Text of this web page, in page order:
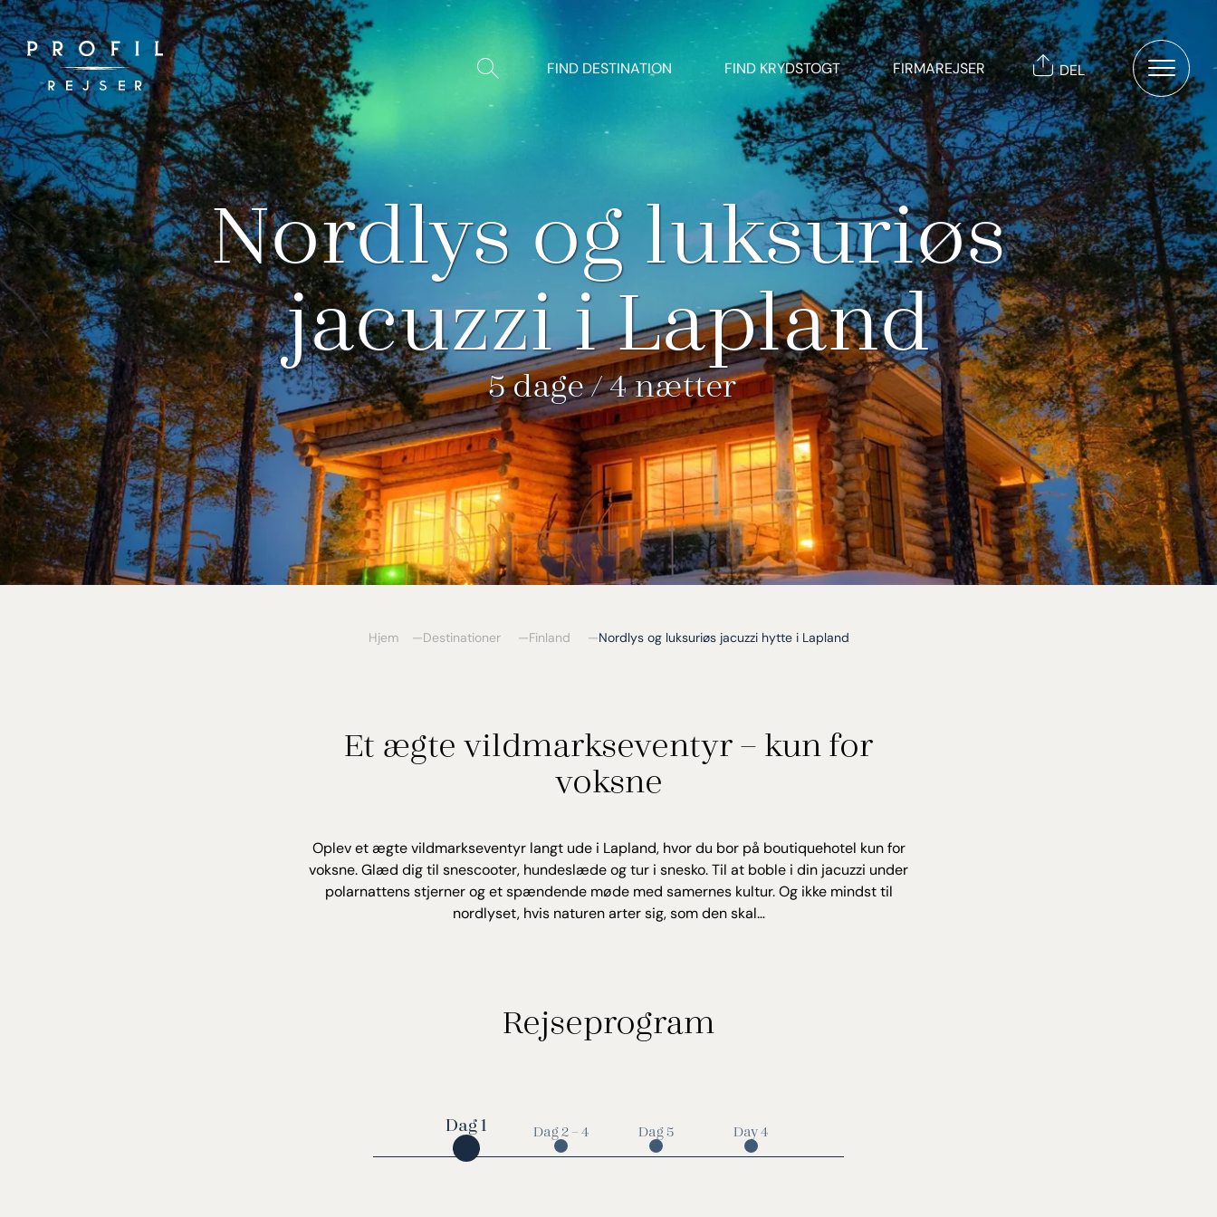
Spring
til
indhold
Vis/Skjul
søgning
FIND DESTINATION FIND KRYDSTOGT FIRMAREJSER DEL
Nordlys og luksuriøs
jacuzzi i Lapland
5 dage / 4 nætter
Hjem Destinationer Finland Nordlys og luksuriøs jacuzzi hytte i Lapland
Et ægte vildmarkseventyr – kun for
voksne
Oplev et ægte vildmarkseventyr langt ude i Lapland, hvor du bor på boutiquehotel kun for
voksne. Glæd dig til snescooter, hundeslæde og tur i snesko. Til at boble i din jacuzzi under
polarnattens stjerner og et spændende møde med samernes kultur. Og ikke mindst til
nordlyset, hvis naturen arter sig, som den skal…
Rejseprogram
Dag 1 Dag 2 – 4 Dag 5 Day 4